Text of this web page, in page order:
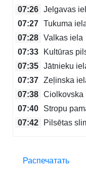
07:26 Jelgavas
07:27 Tukuma
07:28 Valkas iela
07:33
Kultūras
07:35 Jātnieku
07:37 Zeļinska
07:38 Ciolkovska
07:40
Stropu
07:42
Pilsētas
Распечатать